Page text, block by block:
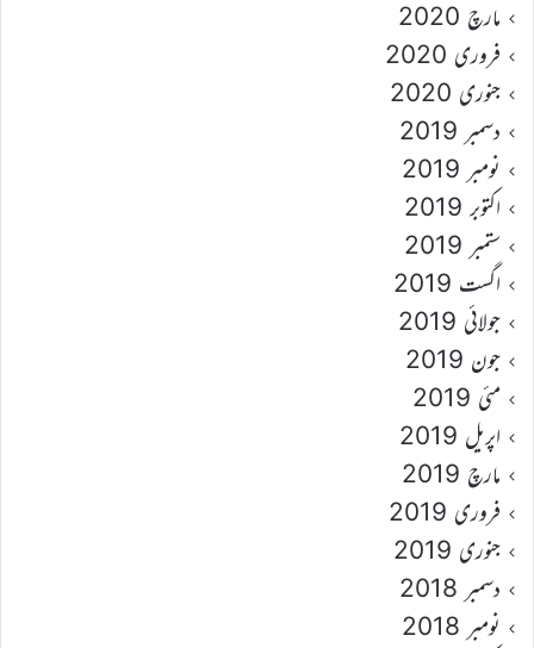
مارچ 2020
فروری 2020
جنوری 2020
دسمبر 2019
نومبر 2019
اکتوبر 2019
ستمبر 2019
اگست 2019
جولائی 2019
جون 2019
مئی 2019
اپریل 2019
مارچ 2019
فروری 2019
جنوری 2019
دسمبر 2018
نومبر 2018